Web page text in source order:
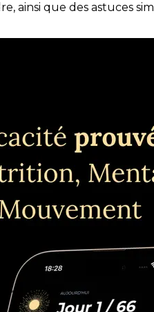
ainsi que des astuces